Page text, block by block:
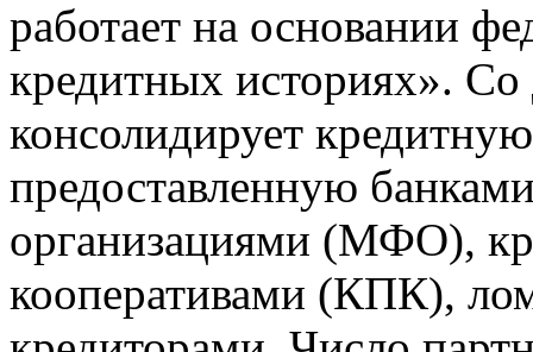
работает на основании
кредитных историях».
консолидирует
предоставленную
организациями (МФО),
кооперативами (КПК),